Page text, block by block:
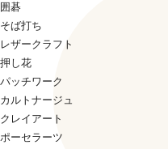
囲碁
そば打ち
レザークラフト
押し花
パッチワーク
カルトナージュ
クレイアート
ポーセラーツ